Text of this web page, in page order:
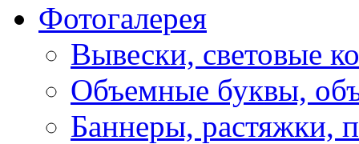
Фотогалерея
Вывески, световые
Объемные буквы,
Баннеры, растяжки,